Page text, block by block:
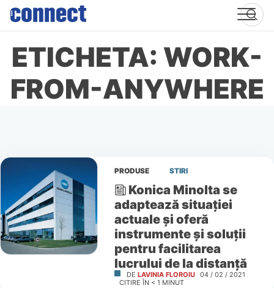
Skip
content
ETICHETA: WORK-
FROM-ANYWHERE
PRODUSE STIRI
Konica Minolta se
adaptează situației
actuale și oferă
instrumente și soluții
pentru facilitarea
lucrului de la distanță
DE LAVINIA FLOROIU 04 / 02 / 2021
CITIRE ÎN < 1 MINUT